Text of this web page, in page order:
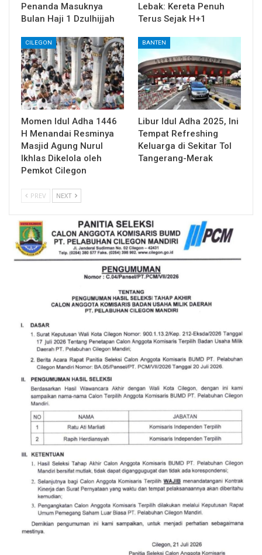
Penanda Masuknya
Bulan Haji 1 Dzulhijjah
Lebak: Kereta Penuh
Terus Sejak H+1
CILEGON
Momen Idul Adha 1446
H Menandai Resminya
Masjid Agung Nurul
Ikhlas Dikelola oleh
Pemkot Cilegon
BANTEN
Libur Idul Adha 2025, Ini
Tempat Refreshing
Keluarga di Sekitar Tol
Tangerang-Merak
PREV NEXT